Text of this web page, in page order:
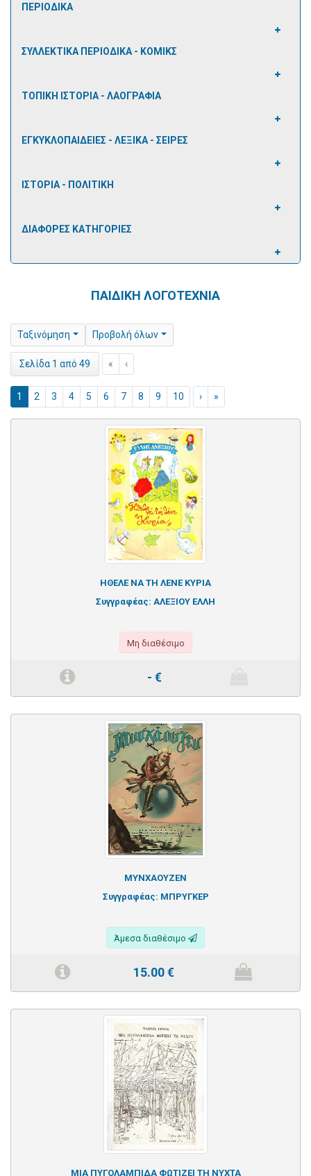
ΠΕΡΙΟΔΙΚΑ
ΣΥΛΛΕΚΤΙΚΑ ΠΕΡΙΟΔΙΚΑ - ΚΟΜΙΚΣ
ΤΟΠΙΚΗ ΙΣΤΟΡΙΑ - ΛΑΟΓΡΑΦΙΑ
ΕΓΚΥΚΛΟΠΑΙΔΕΙΕΣ - ΛΕΞΙΚΑ - ΣΕΙΡΕΣ
ΙΣΤΟΡΙΑ - ΠΟΛΙΤΙΚΗ
ΔΙΑΦΟΡΕΣ ΚΑΤΗΓΟΡΙΕΣ
ΠΑΙΔΙΚΗ ΛΟΓΟΤΕΧΝΙΑ
Ταξινόμηση Προβολή όλων
Σελίδα 1 από 49 « ‹
1 2 3 4 5 6 7 8 9 10 › »
ΗΘΕΛΕ ΝΑ ΤΗ ΛΕΝΕ ΚΥΡΙΑ
Συγγραφέας: ΑΛΕΞΙΟΥ ΕΛΛΗ
Μη διαθέσιμο
- €
ΜΥΝΧΑΟΥΖΕΝ
Συγγραφέας: ΜΠΡΥΓΚΕΡ
Άμεσα διαθέσιμο
15.00€
ΜΙΑ ΠΥΓΟΛΑΜΠΙΔΑ ΦΩΤΙΖΕΙ ΤΗ ΝΥΧΤΑ